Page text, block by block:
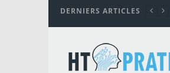
DERNIERS ARTICLES